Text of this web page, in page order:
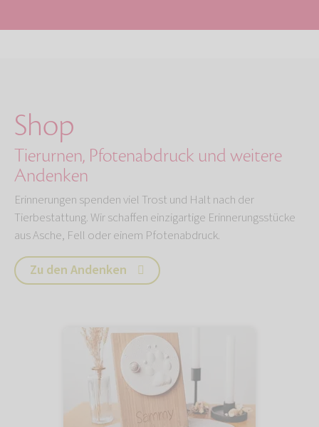
Shop
Tierurnen, Pfotenabdruck und weitere
Andenken
Erinnerungen spenden viel Trost und Halt nach der
Tierbestattung. Wir schaffen einzigartige Erinnerungsstücke
aus Asche, Fell oder einem Pfotenabdruck.
Zu den Andenken